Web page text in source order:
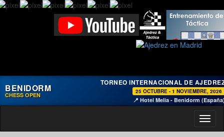
BENIDORM
CHESS OPEN
TORNEO INTERNACIONAL DE
25 OCTUBRE - 1 NOVIEMBRE, 2026
📍 Hotel Melia - Benidorm